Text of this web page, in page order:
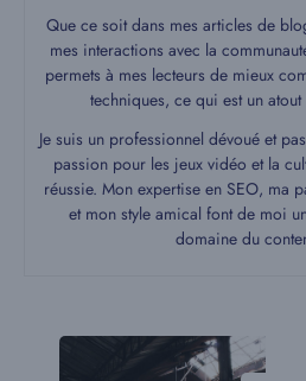
Que ce soit dans mes articles de
mes interactions avec la
permets à mes lecteurs de mieux
techniques, ce qui est un
Je suis un professionnel dévoué et
passion pour les jeux vidéo et la
réussie. Mon expertise en SEO, ma
et mon style amical font de moi
domaine du